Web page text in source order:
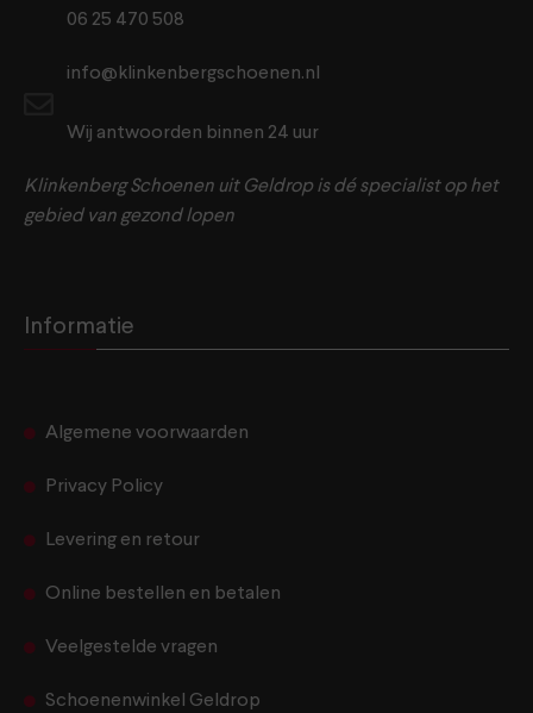
06 25 470 508
info@klinkenbergschoenen.nl
Wij antwoorden binnen 24 uur
Klinkenberg Schoenen uit Geldrop is dé specialist op het
gebied van gezond lopen
Informatie
Algemene voorwaarden
Privacy Policy
Levering en retour
Online bestellen en betalen
Veelgestelde vragen
Schoenenwinkel Geldrop